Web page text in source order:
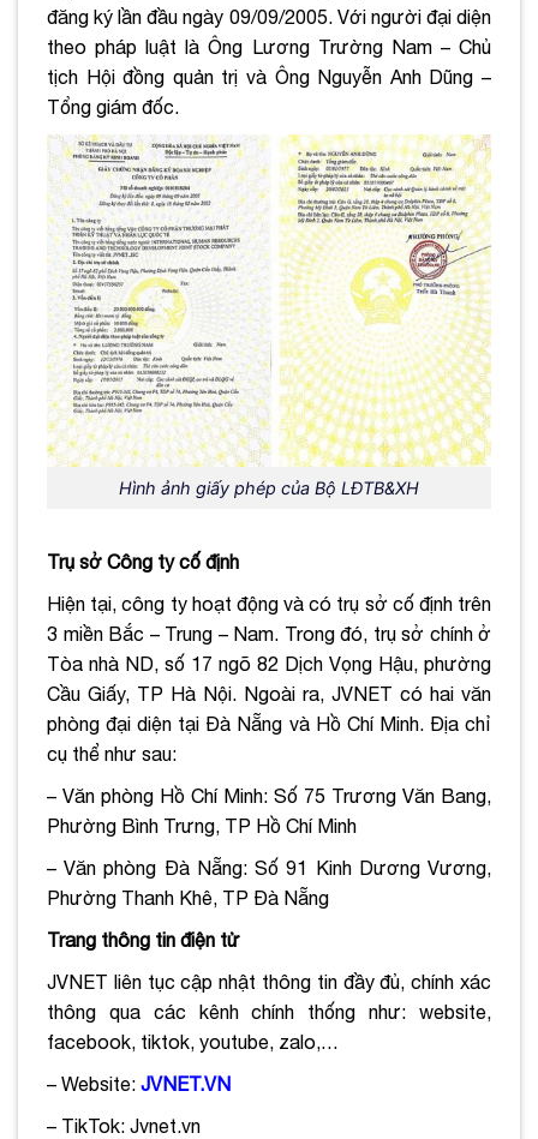
đăng ký lần đầu ngày 09/09/2005. Với người đại diện
theo pháp luật là Ông Lương Trường Nam – Chủ
tịch Hội đồng quản trị và Ông Nguyễn Anh Dũng –
Tổng giám đốc.
Hình ảnh giấy phép của Bộ LĐTB&XH
Trụ sở Công ty cố định
Hiện tại, công ty hoạt động và có trụ sở cố định trên
3 miền Bắc – Trung – Nam. Trong đó, trụ sở chính ở
Tòa nhà ND, số 17 ngõ 82 Dịch Vọng Hậu, phường
Cầu Giấy, TP Hà Nội. Ngoài ra, JVNET có hai văn
phòng đại diện tại Đà Nẵng và Hồ Chí Minh. Địa chỉ
cụ thể như sau:
– Văn phòng Hồ Chí Minh: Số 75 Trương Văn Bang,
Phường Bình Trưng, TP Hồ Chí Minh
– Văn phòng Đà Nẵng: Số 91 Kinh Dương Vương,
Phường Thanh Khê, TP Đà Nẵng
Trang thông tin điện tử
JVNET liên tục cậpnhật thông tin đầy đủ, chính xác
thông qua các kênh chính thống như: website,
facebook, tiktok, youtube, zalo,…
– Website: JVNET.VN
– TikTok: Jvnet.vn